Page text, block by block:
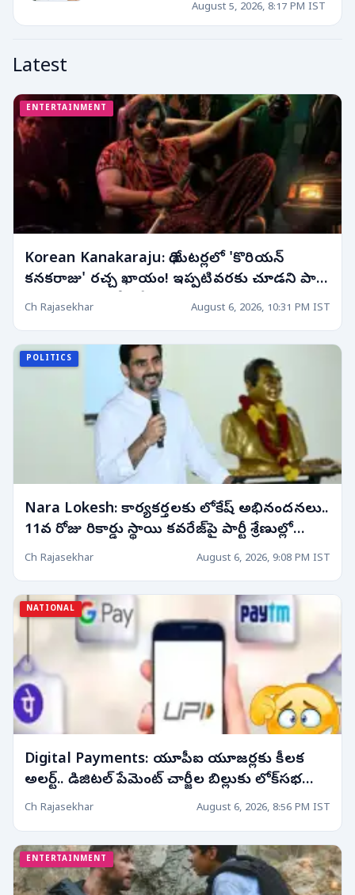
August 5, 2026, 8:17 PM IST
Latest
ENTERTAINMENT
Korean Kanakaraju: థియేటర్లలో 'కొరియన్
కనకరాజు' రచ్చ ఖాయం! ఇప్పటివరకు చూడని పాత్ర
అంటున్న మెగా హీరో!
Ch Rajasekhar August 6, 2026, 10:31 PM IST
POLITICS
Nara Lokesh: కార్యకర్తలకు లోకేష్ అభినందనలు..
11వ రోజు రికార్డు స్థాయి కవరేజ్‌పై పార్టీ శ్రేణుల్లో
ఉత్సాహం!
Ch Rajasekhar August 6, 2026, 9:08 PM IST
NATIONAL
Digital Payments: యూపీఐ యూజర్లకు కీలక
అలర్ట్.. డిజిటల్ పేమెంట్ చార్జీల బిల్లుకు లోక్‌సభ
ఆమోదం! వినియోగదారుల్లో పెరిగిన ఉత్కంఠ!
Ch Rajasekhar August 6, 2026, 8:56 PM IST
ENTERTAINMENT